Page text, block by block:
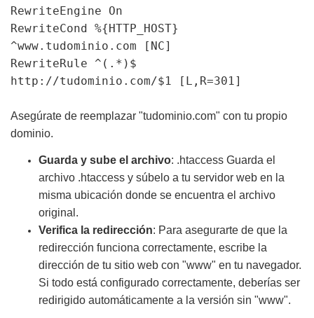
RewriteEngine On
RewriteCond %{HTTP_HOST}
^www.tudominio.com [NC]
RewriteRule ^(.*)$
http://tudominio.com/$1 [L,R=301]
Asegúrate de reemplazar "tudominio.com" con tu propio
dominio.
Guarda y sube el archivo: .htaccess Guarda el
archivo .htaccess y súbelo a tu servidor web en la
misma ubicación donde se encuentra el archivo
original.
Verifica la redirección: Para asegurarte de que la
redirección funciona correctamente, escribe la
dirección de tu sitio web con "www" en tu navegador.
Si todo está configurado correctamente, deberías ser
redirigido automáticamente a la versión sin "www".